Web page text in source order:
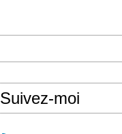
Suivez-moi